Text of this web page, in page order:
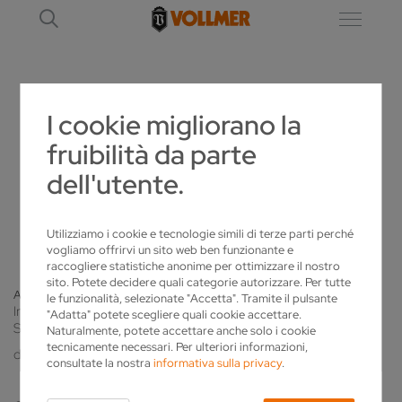
I cookie migliorano la
fruibilità da parte
dell'utente.
Utilizziamo i cookie e tecnologie simili di terze parti perché
vogliamo offrirvi un sito web ben funzionante e
raccogliere statistiche anonime per ottimizzare il nostro
sito. Potete decidere quali categorie autorizzare. Per tutte
le funzionalità, selezionate "Accetta". Tramite il pulsante
"Adatta" potete scegliere quali cookie accettare.
Naturalmente, potete accettare anche solo i cookie
tecnicamente necessari. Per ulteriori informazioni,
consultate la nostrainformativa sulla privacy.
DETTAGLIO
AKCJA SERWISOWA 2021
2021-09-23
Alla panoramica
Informujemy, iż z początkiem października rozpoczynamy Akcję
Serwisową skierowaną do użytkowników maszyn VOLLMER
do ostrzenia pił tarczowych na terenie Polski.